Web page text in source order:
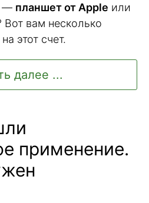
— планшет от Apple или
Вот вам несколько
этот счет.
далее ...
применение.